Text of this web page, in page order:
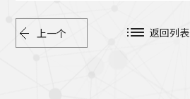
上一个 返回列表